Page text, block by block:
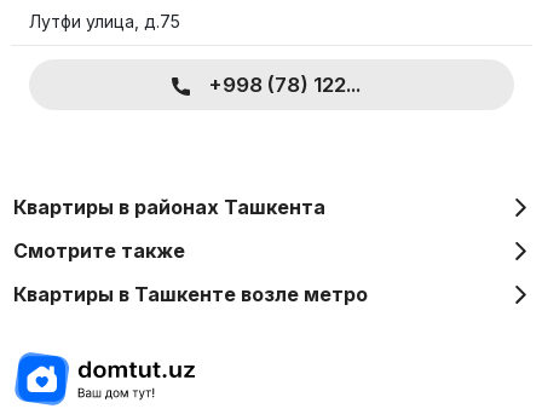
Лутфи улица, д.75
+998 (78) 122...
Квартиры в районах Ташкента
Смотрите также
Квартиры в Ташкенте возле метро